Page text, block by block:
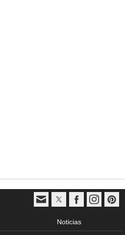
Noticias